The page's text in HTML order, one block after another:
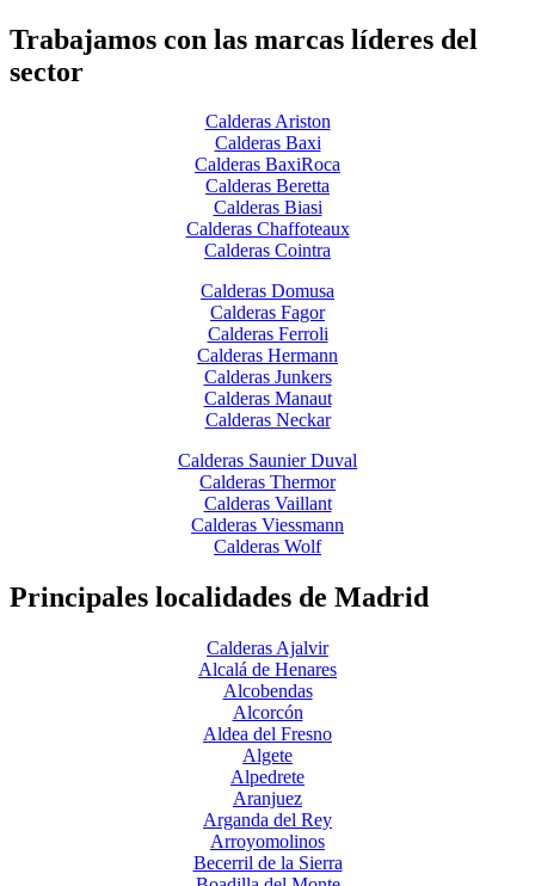
Trabajamos con las marcas líderes del
sector
Calderas Ariston
Calderas Baxi
Calderas BaxiRoca
Calderas Beretta
Calderas Biasi
Calderas Chaffoteaux
Calderas Cointra
Calderas Domusa
Calderas Fagor
Calderas Ferroli
Calderas Hermann
Calderas Junkers
Calderas Manaut
Calderas Neckar
Calderas Saunier Duval
Calderas Thermor
Calderas Vaillant
Calderas Viessmann
Calderas Wolf
Principales localidades de Madrid
Calderas Ajalvir
Alcalá de Henares
Alcobendas
Alcorcón
Aldea del Fresno
Algete
Alpedrete
Aranjuez
Arganda del Rey
Arroyomolinos
Becerril de la Sierra